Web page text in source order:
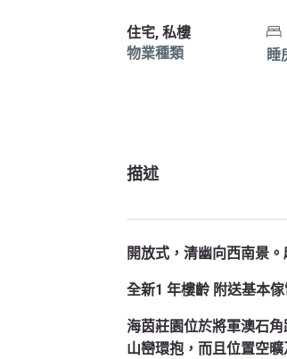
住宅, 私樓
物業種類
睡
描述
開放式，清幽向西南景
全新1 年樓齡 附送基本傢
海茵莊園位於將軍澳石
山巒環抱，而且位置空